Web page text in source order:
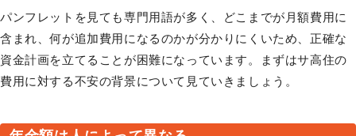
パンフレットを見ても専門用語が多く、どこまでが月額費用に
含まれ、何が追加費用になるのかが分かりにくいため、正確な
資金計画を立てることが困難になっています。まずはサ高住の
費用に対する不安の背景について見ていきましょう。